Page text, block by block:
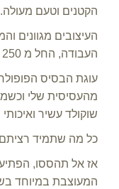
הקטנים וטעם מעולה.
העיצובים מגוונים
העבודה, החל מ 250 ש"ח.
עוגת הבסיס
מהעסיסית שלי
שוקולד עשיר
כל מה שתמיד רציתם
אז אל תהססו,
המעוצבת במיוחד